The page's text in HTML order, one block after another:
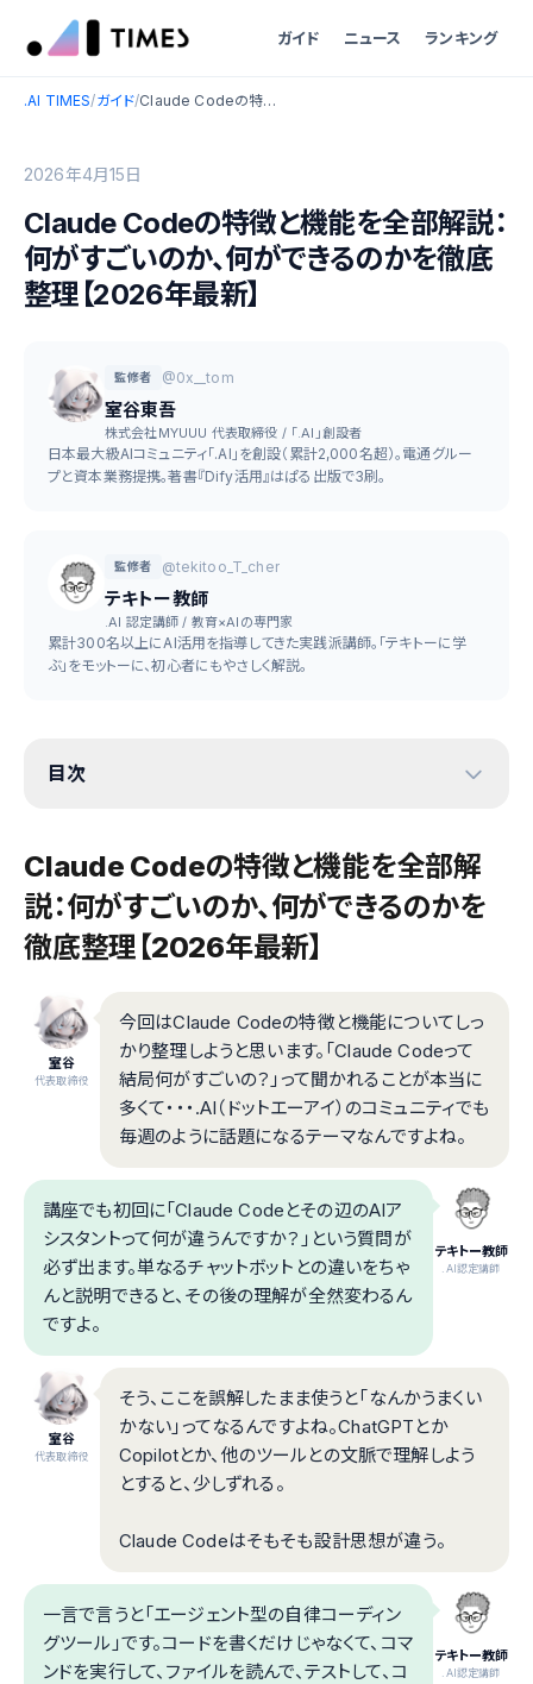
ガイド ニュース ランキング
.AI TIMES/ガイド/ Claude Codeの特徴と機能を全部解説：何がすごいのか、何ができるのかを徹底整理【2026年最新】
2026年4月15日
Claude Codeの特徴と機能を全部解説：
何がすごいのか、何ができるのかを徹底
整理【2026年最新】
監修者 @0x__tom
室谷東吾
株式会社MYUUU 代表取締役 / 「.AI」創設者
日本最大級AIコミュニティ「.AI」を創設（累計2,000名超）。電通グルー
プと資本業務提携。著書『Dify活用』はぱる出版で3刷。
監修者 @tekitoo_T_cher
テキトー教師
.AI 認定講師 / 教育×AIの専門家
累計300名以上にAI活用を指導してきた実践派講師。「テキトーに学
ぶ」をモットーに、初心者にもやさしく解説。
目次
Claude Codeの特徴と機能を全部解
説：何がすごいのか、何ができるのかを
徹底整理【2026年最新】
室谷
代表取締役
今回はClaude Codeの特徴と機能についてしっ
かり整理しようと思います。「Claude Codeって
結局何がすごいの？」って聞かれることが本当に
多くて・・・.AI（ドットエーアイ）のコミュニティでも
毎週のように話題になるテーマなんですよね。
テキトー教師
.AI認定講師
講座でも初回に「Claude Codeとその辺のAIア
シスタントって何が違うんですか？」という質問が
必ず出ます。単なるチャットボットとの違いをちゃ
んと説明できると、その後の理解が全然変わるん
ですよ。
室谷
代表取締役
そう、ここを誤解したまま使うと「なんかうまくい
かない」ってなるんですよね。ChatGPTとか
Copilotとか、他のツールとの文脈で理解しよう
とすると、少しずれる。
Claude Codeはそもそも設計思想が違う。
テキトー教師
.AI認定講師
一言で言うと「エージェント型の自律コーディン
グツール」です。コードを書くだけじゃなくて、コマ
ンドを実行して、ファイルを読んで、テストして、コ